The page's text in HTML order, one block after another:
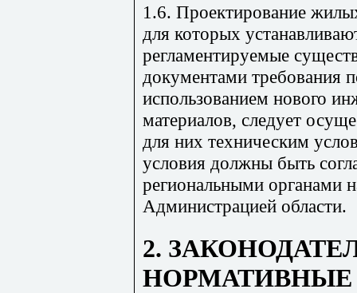
1.6. Проектирование
для которых
регламентируемые
документами требования
использованием нового
материалов, следует
для них техническим
условия должны быть
региональными органами
Администрацией области.
2.